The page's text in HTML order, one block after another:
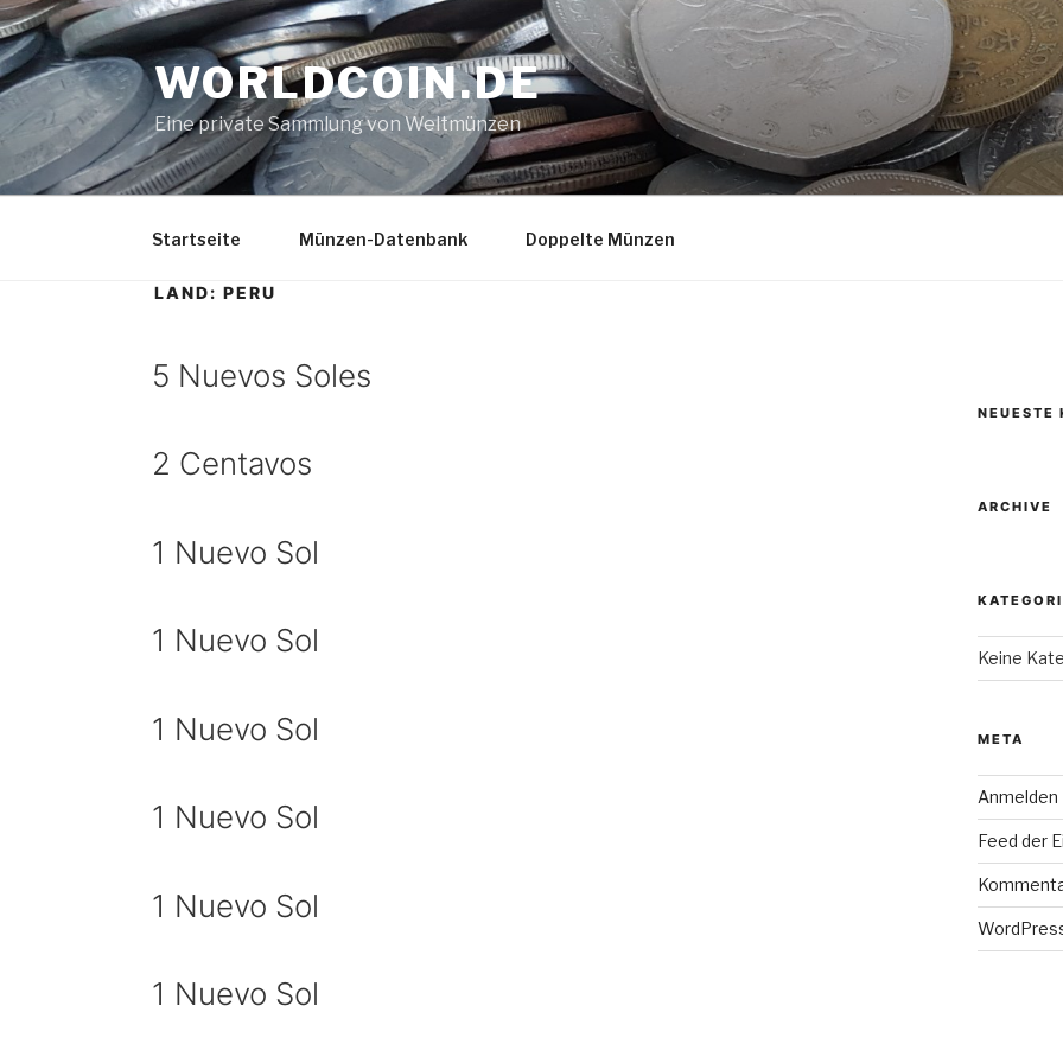
Zum
Inhalt
springen
WORLDCOIN.DE
Eine private Sammlung von Weltmünzen
Startseite Münzen-Datenbank Doppelte Münzen
LAND: PERU
5 Nuevos Soles
2 Centavos
1 Nuevo Sol
1 Nuevo Sol
1 Nuevo Sol
1 Nuevo Sol
1 Nuevo Sol
1 Nuevo Sol
NEUESTE
ARCHIVE
Keine
META
Anmelden
Feed der